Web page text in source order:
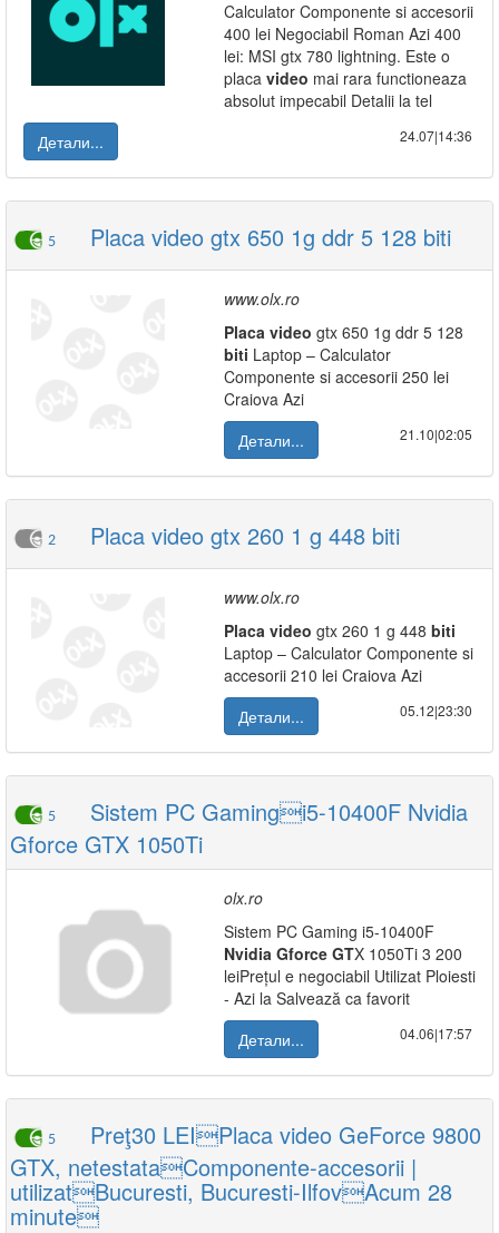
Calculator Componente si accesorii
400 lei Negociabil Roman Azi 400
lei: MSI gtx 780 lightning. Este o
placa video mai rara functioneaza
absolut impecabil Detalii la tel
Детали...
24.07|14:36
5 Placa video gtx 650 1g ddr 5 128 biti
www.olx.ro
Placa video gtx 650 1g ddr 5 128
biti Laptop – Calculator
Componente si accesorii 250 lei
Craiova Azi
Детали...
21.10|02:05
2 Placa video gtx 260 1 g 448 biti
www.olx.ro
Placa video gtx 260 1 g 448 biti
Laptop – Calculator Componente si
accesorii 210 lei Craiova Azi
Детали...
05.12|23:30
5
Sistem PC Gamingi5-10400F Nvidia
Gforce GTX 1050Ti
olx.ro
Sistem PC Gaming i5-10400F
Nvidia Gforce GTX 1050Ti 3 200
leiPrețul e negociabil Utilizat Ploiesti
- Azi la Salvează ca favorit
Детали...
04.06|17:57
5
Preţ30 LEIPlaca video GeForce 9800
GTX, netestataComponente-accesorii |
utilizatBucuresti, Bucuresti-IlfovAcum 28
minute